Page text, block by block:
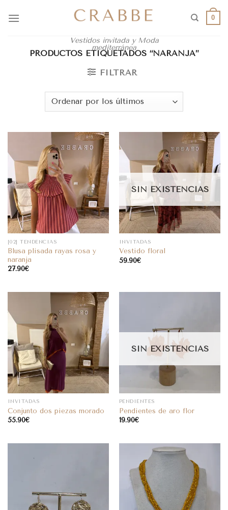
Vestidos invitada y Moda
mediterránea
0
PRODUCTOS ETIQUETADOS “NARANJA”
FILTRAR
[02] TENDENCIAS
Blusa plisada rayas rosa y
naranja
27.90€
SIN EXISTENCIAS
INVITADAS
Vestido floral
59.90€
INVITADAS
Conjunto dos piezas morado
55.90€
SIN EXISTENCIAS
PENDIENTES
Pendientes de aro flor
19.90€